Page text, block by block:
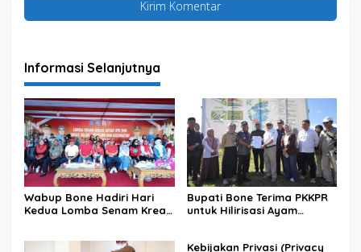
Informasi Selanjutnya
Wabup Bone Hadiri Hari
Kedua Lomba Senam Kreasi
Bupati Bone Terima PKKPR
untuk Hilirisasi Ayam
Kebijakan Privasi (Privacy